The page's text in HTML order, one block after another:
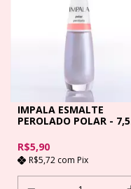
IMPALA ESMALTE
PEROLADO POLAR - 7,5
R$5,90
R$5,72 com Pix